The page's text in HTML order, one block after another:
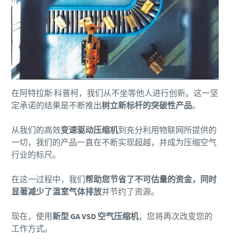
在阿特拉斯·科普柯，我们从不坐等他人进行创新。这一坚
定承诺的结果是不断推出树立新标杆的突破性产品。
从我们的高效变速驱动压缩机到充分利用物联网所提供的
一切，我们的产品一直在不断实现超越，并成为压缩空气
行业的标尺。
在这一过程中，我们帮助您节省了不可估量的资金，同时
显著减少了温室气体排放并节约了资源。
现在，使用新型 GA VSD 空气压缩机，您将再次改变您的
工作方式。